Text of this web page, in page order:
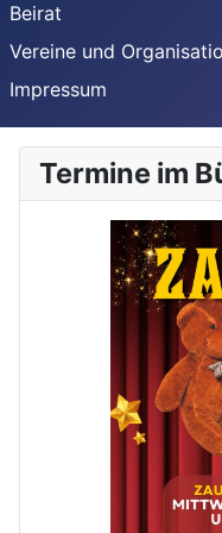
Beirat
Vereine und
Impressum
Termine im